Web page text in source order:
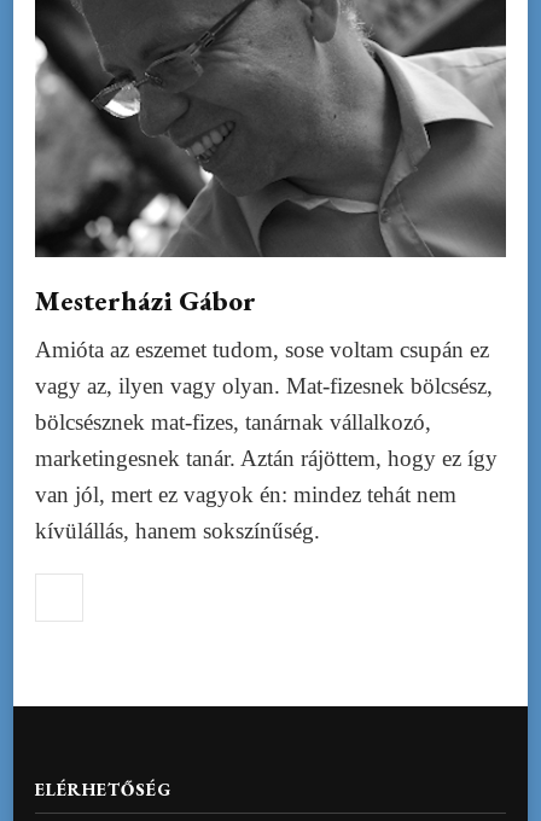
Mesterházi Gábor
Amióta az eszemet tudom, sose voltam csupán ez
vagy az, ilyen vagy olyan. Mat-fizesnek bölcsész,
bölcsésznek mat-fizes, tanárnak vállalkozó,
marketingesnek tanár. Aztán rájöttem, hogy ez így
van jól, mert ez vagyok én: mindez tehát nem
kívülállás, hanem sokszínűség.
ELÉRHETŐSÉG